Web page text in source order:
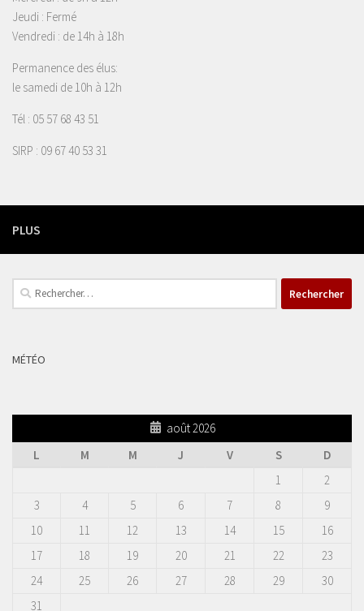
Jeudi : Fermé
Vendredi : de 14h à 18h
Permanence des élus:
le samedi de 10h à 12h
Tél : 05 57 68 43 51
SIRP : 09 67 40 53 31
PLUS
Rechercher :
MÉTÉO
août 2026
L
M M J V S
D
1
2
3
4 5 6 7 8
9
10
11 12 13 14 15
16
17
18 19 20 21 22
23
24
25 26 27 28 29
30
31